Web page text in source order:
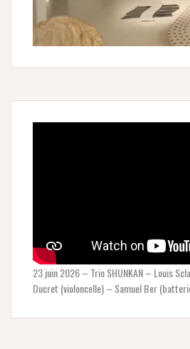
23 juin 2026 – Trio SHUNKAN – Louis
Ducret (violoncelle) – Samuel Ber